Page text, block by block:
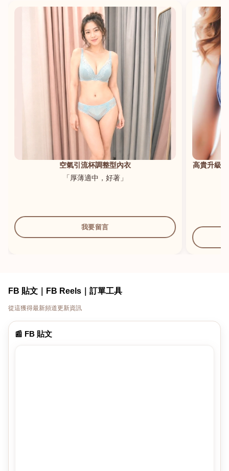
空氣引流杯調整型內衣
「厚薄適中，好著」
我要留言
高貴升級
FB 貼文｜FB Reels｜訂單工具
從這獲得最新頻道更新資訊
📰 FB 貼文
港澳中文
English